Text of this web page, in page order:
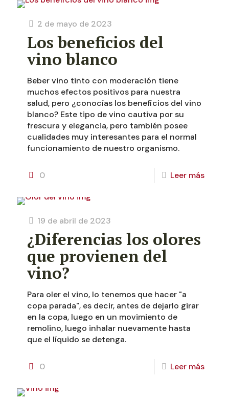
2 de mayo de 2023
Los beneficios del
vino blanco
Beber vino tinto con moderación tiene
muchos efectos positivos para nuestra
salud, pero ¿conocías los beneficios del vino
blanco? Este tipo de vino cautiva por su
frescura y elegancia, pero también posee
cualidades muy interesantes para el normal
funcionamiento de nuestro organismo.
0 Leer más
19 de abril de 2023
¿Diferencias los olores
que provienen del
vino?
Para oler el vino, lo tenemos que hacer "a
copa parada", es decir, antes de dejarlo girar
en la copa, luego en un movimiento de
remolino, luego inhalar nuevamente hasta
que el líquido se detenga.
0 Leer más